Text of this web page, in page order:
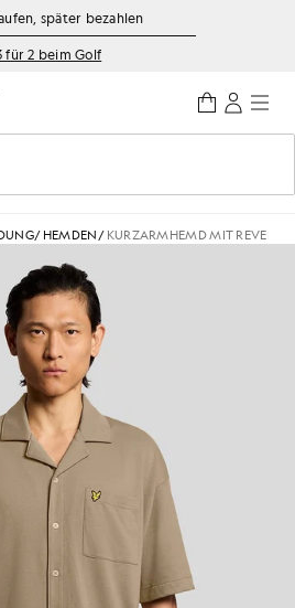
später bezahlen
für 2 beim Golf
ausschalten
/ HEMDEN/ KURZARMHEMD MIT